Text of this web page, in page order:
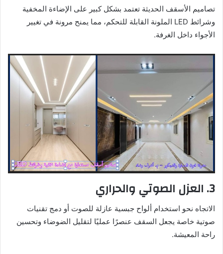
تصاميم الأسقف الحديثة تعتمد بشكل كبير على الإضاءة المخفية
وشرائط LED الملونة القابلة للتحكم، مما يمنح مرونة في تغيير
الأجواء داخل الغرفة.
3. العزل الصوتي والحراري
الاتجاه نحو استخدام ألواح جبسية عازلة للصوت أو دمج تقنيات
صوتية خاصة يجعل السقف عنصرًا عمليًا لتقليل الضوضاء وتحسين
راحة المعيشة.